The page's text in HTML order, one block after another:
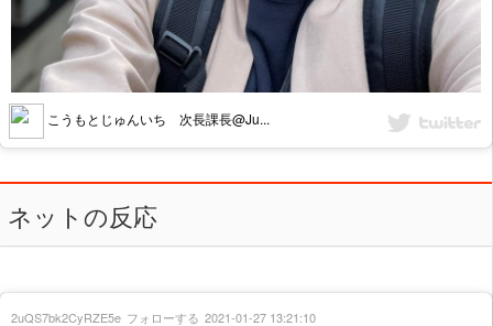
こうもとじゅんいち 次長課長@Ju...
ネットの反応
2uQS7bk2CyRZE5e フォローする 2021-01-27 13:21:10